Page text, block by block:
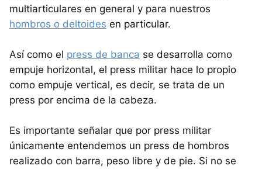
multiarticulares en general y para nuestros
hombros o deltoides en particular.
Así como el press de banca se desarrolla como
empuje horizontal, el press militar hace lo propio
como empuje vertical, es decir, se trata de un
press por encima de la cabeza.
Es importante señalar que por press militar
únicamente entendemos un press de hombros
realizado con barra, peso libre y de pie. Si no se